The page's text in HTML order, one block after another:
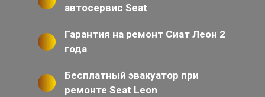
автосервис Seat
Гарантия на ремонт Сиат Леон 2
года
Бесплатный эвакуатор при
ремонте Seat Leon